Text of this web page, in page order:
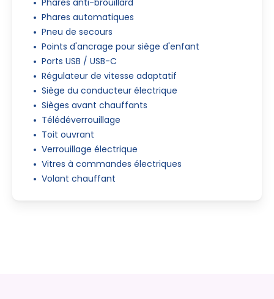
Phares anti-brouillard
Phares automatiques
Pneu de secours
Points d'ancrage pour siège d'enfant
Ports USB / USB-C
Régulateur de vitesse adaptatif
Siège du conducteur électrique
Sièges avant chauffants
Télédéverrouillage
Toit ouvrant
Verrouillage électrique
Vitres à commandes électriques
Volant chauffant